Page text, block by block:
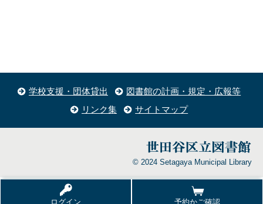
ログイン 予約かご確認
学校支援・団体貸出
図書館の計画・規定・広報等
リンク集
サイトマップ
© 2024 Setagaya Municipal Library